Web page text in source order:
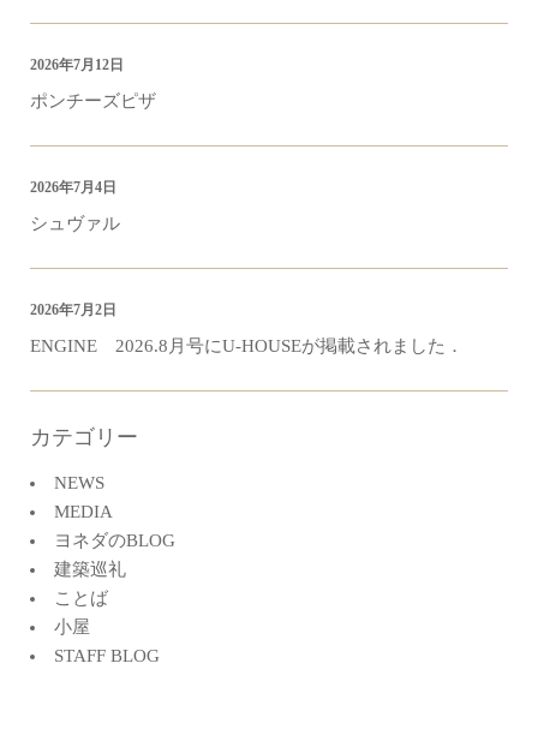
ポンチーズピザ
2026年7月12日
シュヴァル
2026年7月4日
ENGINE 2026.8月号にU-HOUSEが掲載されました．
2026年7月2日
カテゴリー
NEWS
MEDIA
ヨネダのBLOG
建築巡礼
ことば
小屋
STAFF BLOG